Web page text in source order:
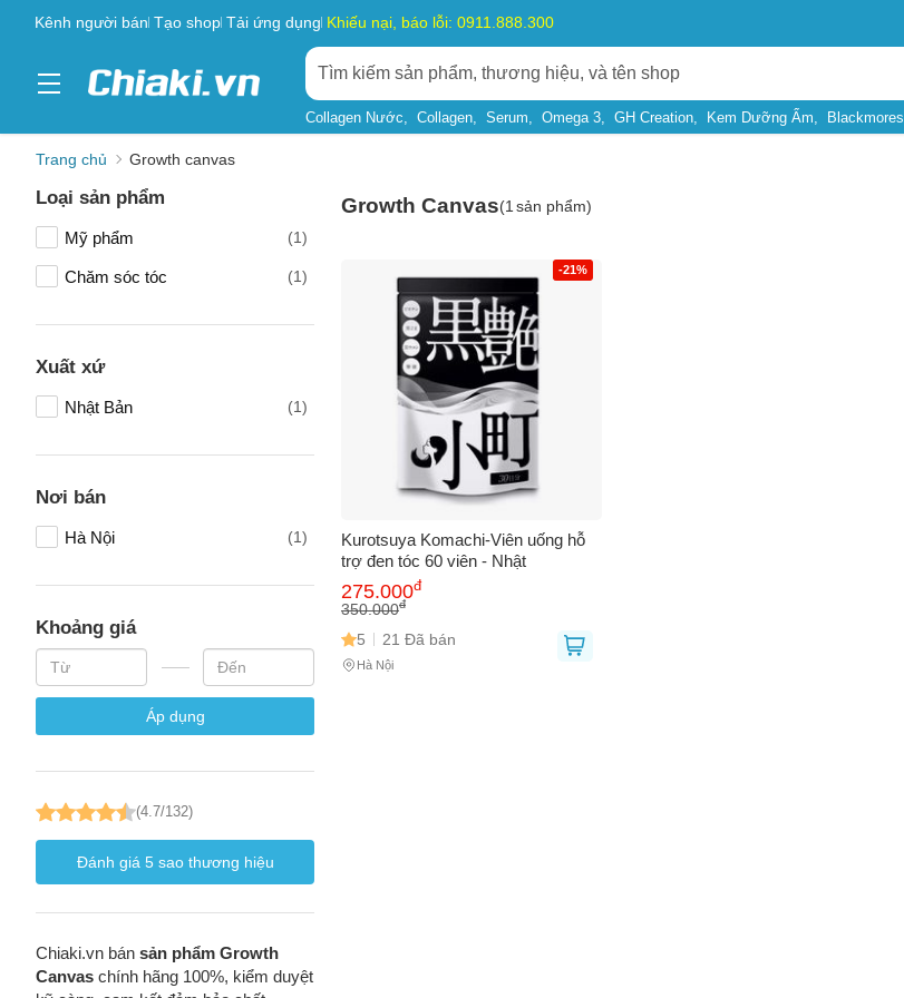
Kênh người bán Tạo shop Tải ứng dụng Khiếu nại, báo lỗi: 0911.888.300
Collagen Nước Collagen Serum Omega 3 GH Creation Kem Dưỡng Ẩm Blackmores
Trang chủ Growth canvas
Loại sản phẩm
Mỹ phẩm (1)
Chăm sóc tóc (1)
Xuất xứ
Nhật Bản (1)
Nơi bán
Hà Nội (1)
Khoảng giá
Áp dụng
(4.7/132)
Đánh giá 5sao thương hiệu
Chiaki.vn bán sản phẩm Growth
Canvas chính hãng 100%, kiểm duyệt
Growth Canvas(1 sản phẩm)
-21%
Kurotsuya Komachi-Viên uống hỗ
trợ đen tóc 60 viên - Nhật
275.000đ
350.000đ
5 21 Đã bán
Hà Nội
Bạn gặp vấn đề về
Hãy báo lỗi cho chúng tôi. Hoặc gọi cho chúng tôi qua số
Tên của bạn
Số điện thoại